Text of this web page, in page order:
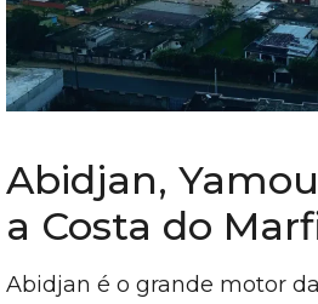
Abidjan,
a Costa do
Abidjan é o grande motor